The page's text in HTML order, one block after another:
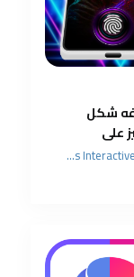
شكل
على
Prometheus Interactive LLC